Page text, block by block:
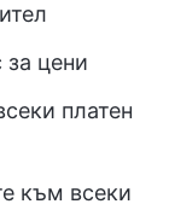
цени
платен
към всеки